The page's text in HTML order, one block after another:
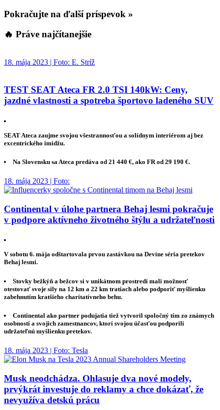
Pokračujte na ďalší príspevok »
🔥 Práve najčítanejšie
18. mája 2023 | Foto: E. Stríž
TEST SEAT Ateca FR 2.0 TSI 140kW: Ceny,
jazdné vlastnosti a spotreba športovo ladeného SUV
SEAT Ateca zaujme svojou všestrannosťou a solídnym interiérom aj bez
excentrického imidžu.
Na Slovensku sa Ateca predáva od 21 440 €, ako FR od 29 190 €.
18. mája 2023 | Foto:
Continental v úlohe partnera Behaj lesmi pokračuje
v podpore aktívneho životného štýlu a udržateľnosti
V sobotu 6. mája odštartovala prvou zastávkou na Devíne séria pretekov
Behaj lesmi.
Stovky bežkýň a bežcov si v unikátnom prostredí mali možnosť
otestovať svoje sily na 12 km a 22 km tratiach alebo podporiť myšlienku
zabehnutím kratšieho charitatívneho behu.
Continental ako partner podujatia tiež vytvoril spoločný tím zo známych
osobností a svojich zamestnancov, ktorí svojou účasťou podporili
udržateľnú myšlienku pretekov.
18. mája 2023 | Foto: Tesla
Musk neodchádza. Ohlasuje dva nové modely,
prvýkrát investuje do reklamy a chce dokázať, že
nevyužíva detskú prácu